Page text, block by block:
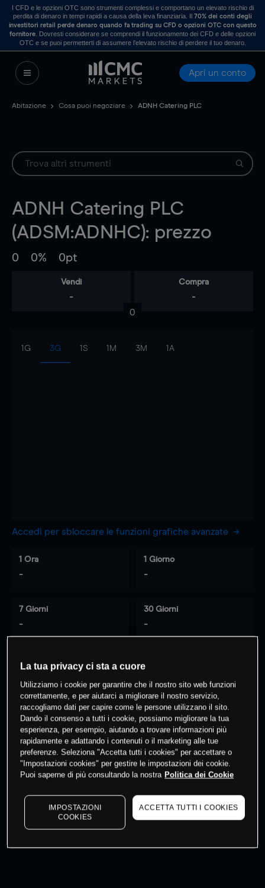
I CFD e le opzioni OTC sono strumenti complessi e comportano un elevato rischio di
perdita di denaro in tempi rapidi a causa della leva finanziaria. Il70% dei conti degli
investitori retail perde denaro quando fa trading su CFD o opzioni OTC con questo
fornitore . Dovresti considerare se comprendi il funzionamento dei CFD e delle opzioni
OTC e se puoi permetterti di assumere l’elevato rischio di perdere il tuo denaro.
Apri un conto
Abitazione Cosa puoi negoziare ADNH Catering PLC
ADNH Catering PLC
(ADSM:ADNHC): prezzo
0 0% 0pt
Vendi
-
Compra
-
0
1G 3G 1S 1M 3M 1A
Accedi per sbloccare le funzioni grafiche avanzate
1 Ora
-
1 Giorno
-
7 Giorni
-
30 Giorni
-
% dei clienti hanno posizioni
questo prodotto
Fai trading
I prezzi sono solo indicativi. Accediper vedere gli ultimi
dati di mercato
to see latest market data
La tua privacy ci sta a cuore
Utilizziamo i cookie per garantire che il nostro sito web funzioni
correttamente, e per aiutarci a migliorare il nostro servizio,
raccogliamo dati per capire come le persone utilizzano il sito.
Dando il consenso a tutti i cookie, possiamo migliorare la tua
esperienza, per esempio, aiutando a trovare informazioni più
rapidamente e adattando i contenuti o il marketing alle tue
preferenze. Seleziona "Accetta tutti i cookies" per accettare o
"Impostazioni cookies" per gestire le impostazioni dei cookie.
Puoi saperne di più consultando la nostra Politica dei Cookie
IMPOSTAZIONI
COOKIES
ACCETTA TUTTI I COOKIES